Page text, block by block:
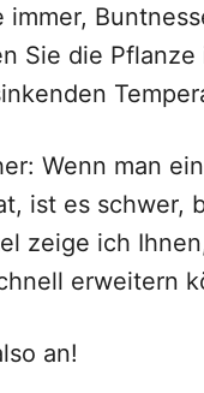
immer,
Sie die
Wenn man
ist es schwer,
zeige ich
erweitern
an!